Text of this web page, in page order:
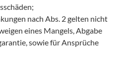
nach Abs. 2 gelten nicht
eines Mangels, Abgabe
sowie für Ansprüche